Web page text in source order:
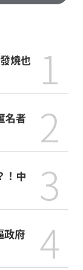
1
名者
2
3
4